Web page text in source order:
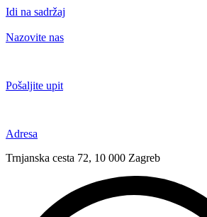
Idi na sadržaj
Nazovite nas
Pošaljite upit
Adresa
Trnjanska cesta 72, 10 000 Zagreb